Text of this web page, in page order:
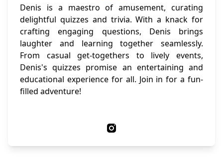
Denis is a maestro of amusement, curating
delightful quizzes and trivia. With a knack for
crafting engaging questions, Denis brings
laughter and learning together seamlessly.
From casual get-togethers to lively events,
Denis's quizzes promise an entertaining and
educational experience for all. Join in for a fun-
filled adventure!